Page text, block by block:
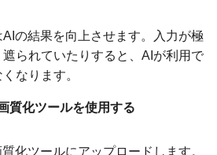
の結果を向上させます。入力が極
られていたりすると、AIが利用で
なります。
質化ツールを使用する
化ツールにアップロードします。